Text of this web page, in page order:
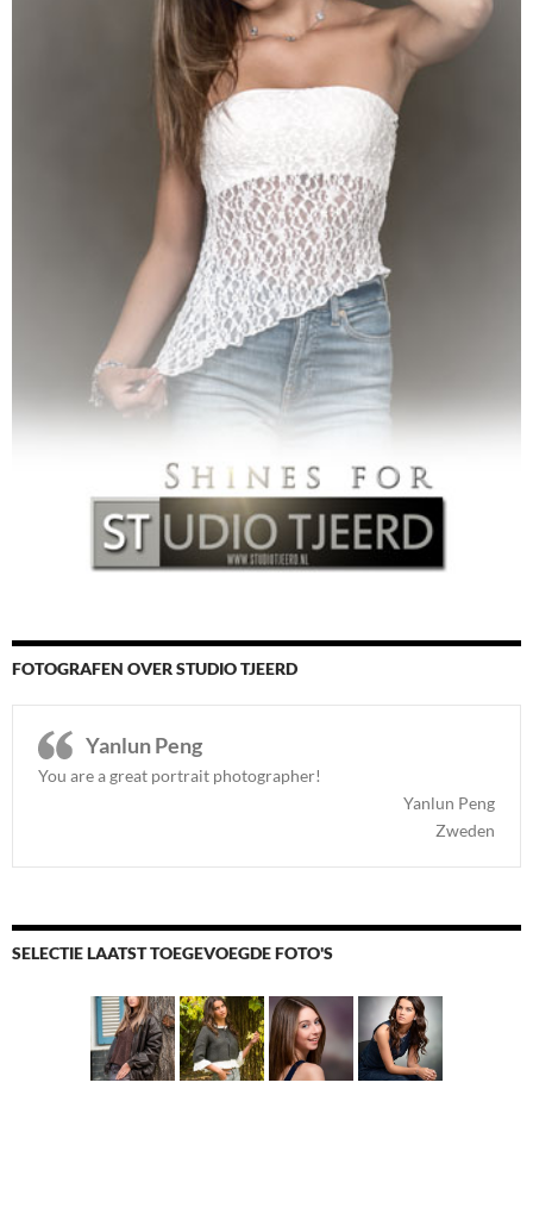
FOTOGRAFEN OVER STUDIO TJEERD
Yanlun Peng
You are a great portrait photographer!
Yanlun Peng
Zweden
SELECTIE LAATST TOEGEVOEGDE FOTO'S